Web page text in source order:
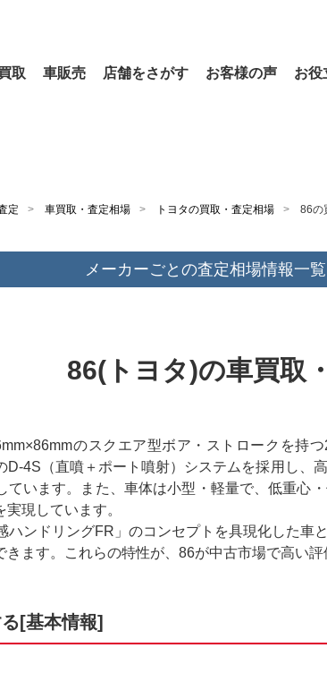
取 車販売 店舗をさがす お客様の声 お役
定 車買取・査定相場 トヨタの買取・査定相場 86の
メーカーごとの査定相場情報一
86(トヨタ)の車買取
のスクエア型ボア・ストロークを持
4S（直噴＋ポート噴射）システムを採用し、
ています。また、車体は小型・軽量で、低重心
現しています。
ハンドリングFR」のコンセプトを具現化した車
ます。これらの特性が、86が中古市場で高い評
[基本情報]